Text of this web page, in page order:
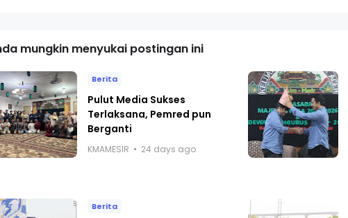
mungkin menyukai postingan ini
Berita
Pulut Media Sukses
Terlaksana, Pemred pun
Berganti
KMAMESIR 24 days ago
Berita